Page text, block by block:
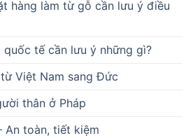
hàng làm từ gỗ cần lưu ý điều
tế cần lưu ý những gì?
Việt Nam sang Đức
thân ở Pháp
An toàn, tiết kiệm